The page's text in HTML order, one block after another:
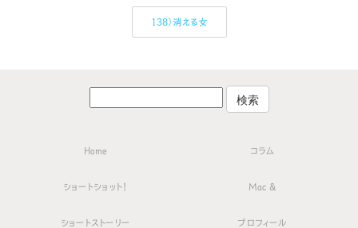
138）消える女
Home
ショートショット！
ショートストーリー
コラム
Mac &
プロフィール